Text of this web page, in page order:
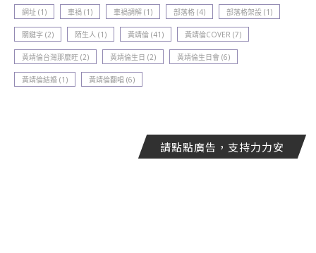
網址 (1) 車禍 (1) 車禍調解 (1) 部落格 (4) 部落格架設 (1)
關鍵字 (2) 陌生人 (1) 黃靖倫 (41) 黃靖倫COVER (7)
黃靖倫台灣那麼旺 (2) 黃靖倫生日 (2) 黃靖倫生日會 (6)
黃靖倫結婚 (1) 黃靖倫翻唱 (6)
請點點廣告，支持力力安